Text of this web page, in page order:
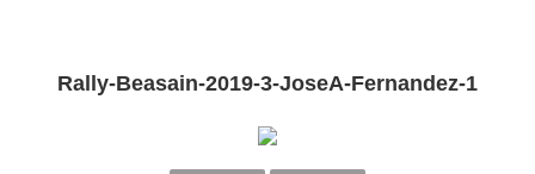
Rally-Beasain-2019-3-JoseA-Fernandez-1